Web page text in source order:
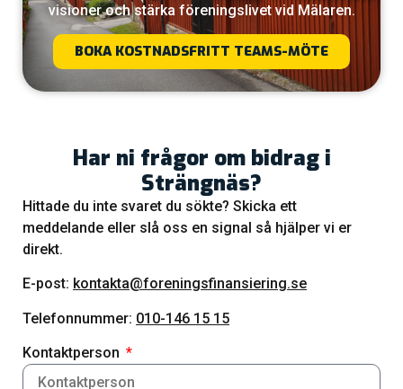
visioner och stärka föreningslivet vid Mälaren.
BOKA KOSTNADSFRITT TEAMS-MÖTE
Har ni frågor om bidrag i
Strängnäs?
Hittade du inte svaret du sökte? Skicka ett
meddelande eller slå oss en signal så hjälper vi er
direkt.
E-post: kontakta@foreningsfinansiering.se
Telefonnummer: 010-146 15 15
Kontaktperson